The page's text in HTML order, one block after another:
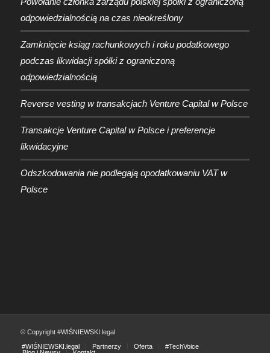
odpowiedzialnością na czas nieokreślony
Zamknięcie ksiąg rachunkowych i roku podatkowego
podczas likwidacji spółki z ograniczoną
odpowiedzialnością
Reverse vesting w transakcjach Venture Capital w Polsce
Transakcje Venture Capital w Polsce i preferencje
likwidacyjne
Odszkodowania nie podlegają opodatkowaniu VAT w
Polsce
© Copyright #WIŚNIEWSKI.legal
#WIŚNIEWSKI.legal
Partnerzy Oferta
#TechVoice